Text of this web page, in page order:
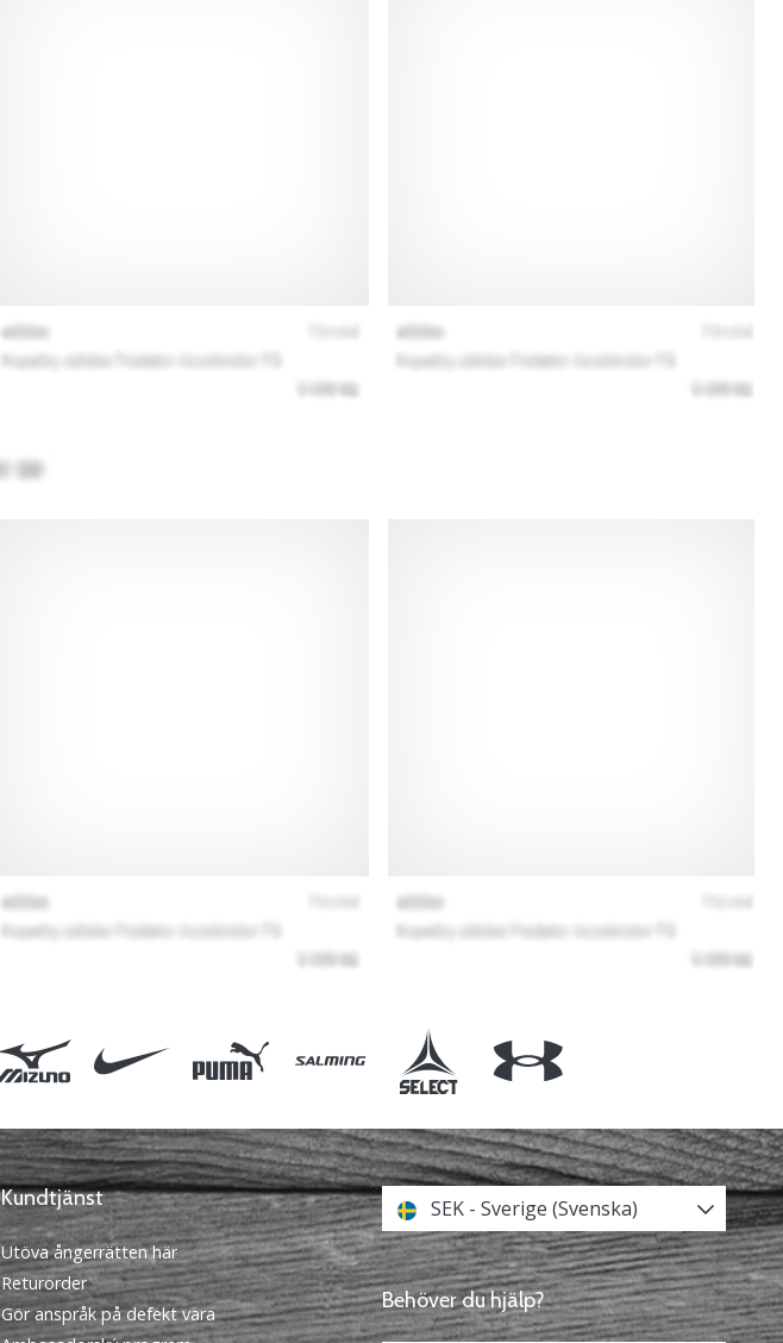
Kundtjänst
Utöva ångerrätten här
Returorder
Gör anspråk på defekt vara
SEK - Sverige (Svenska)
Behöver du hjälp?